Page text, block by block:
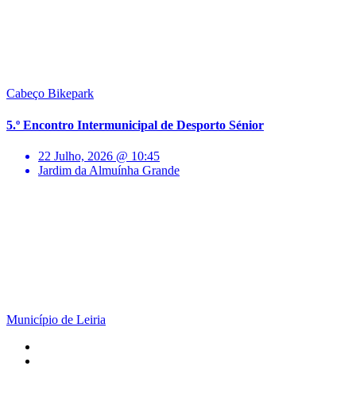
Cabeço Bikepark
5.º Encontro Intermunicipal de Desporto Sénior
22 Julho, 2026 @ 10:45
Jardim da Almuínha Grande
Município de Leiria